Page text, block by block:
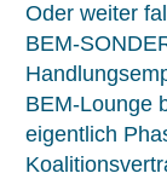
Oder weiter
BEM-
BEM-Lounge
eigentlich